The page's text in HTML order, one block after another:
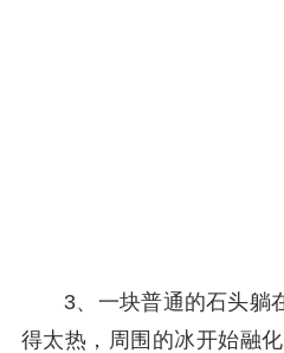
3、一块普通的石头躺
得太热，周围的冰开始融